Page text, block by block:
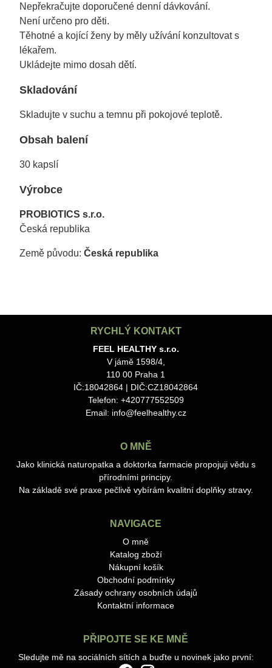
Nepřekračujte doporučené denní dávkování.
Není určeno pro děti.
Těhotné a kojící ženy by měly užívání konzultovat s
lékařem.
Ukládejte mimo dosah dětí.
Skladování
Skladujte v suchu a temnu při pokojové teplotě.
Obsah balení
30 kapslí
Výrobce
PROBIOTICS s.r.o.
Česká republika
Země původu: Česká republika
RYCHLÝ KONTAKT
FEEL HEALTHY s.r.o.
V jámě 1598/4,
110 00 Praha 1
IČ:18042864 | DIČ:CZ18042864
Telefon: +420777552509
Email: info@feelhealthy.cz
O MNĚ
Jako klinická naturopatka a doktorka farmacie propojuji vědu s
přírodními principy.
Na základě své praxe pečlivě vybírám kvalitní doplňky stravy.
NAVIGACE
O mně
Katalog zboží
Nákupní košík
Obchodní podmínky
Zásady ochrany osobních údajů
Kontaktní informace
PŘIPOJTE SE KE MNĚ
Sledujte mě na sociálních sítích a buďte u novinek jako první: